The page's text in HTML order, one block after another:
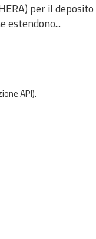
per il deposito
estendono...
API).